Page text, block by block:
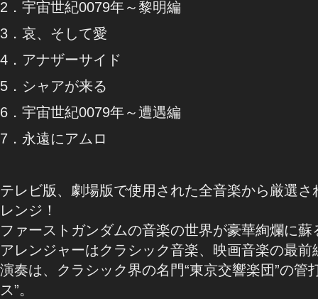
2．宇宙世紀0079年～黎明編
3．哀、そして愛
4．アナザーサイド
5．シャアが来る
6．宇宙世紀0079年～遭遇編
7．永遠にアムロ
テレビ版、劇場版で使用された全音楽から厳選
レンジ！
ファーストガンダムの音楽の世界が豪華絢爛に蘇
アレンジャーはクラシック音楽、映画音楽の最
演奏は、クラシック界の名門“東京交響楽団”の管
ス”。